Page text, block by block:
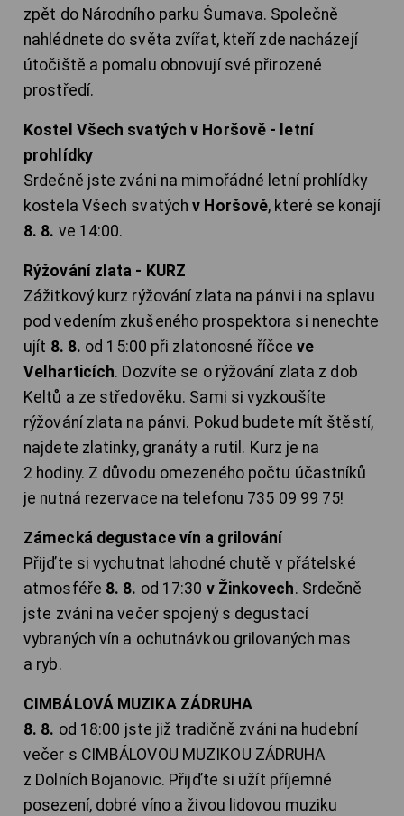
zpět do Národního parku Šumava. Společně
nahlédnete do světa zvířat, kteří zde nacházejí
útočiště a pomalu obnovují své přirozené
prostředí.
Kostel Všech svatých v Horšově - letní
prohlídky
Srdečně jste zváni na mimořádné letní prohlídky
kostela Všech svatýchv Horšově, které se konají
8. 8. ve 14:00.
Rýžování zlata - KURZ
Zážitkový kurz rýžování zlata na pánvi i na splavu
pod vedením zkušeného prospektora si nenechte
ujít 8. 8. od 15:00 při zlatonosné říčceve
Velharticích. Dozvíte se o rýžování zlata z dob
Keltů a ze středověku. Sami si vyzkoušíte
rýžování zlata na pánvi. Pokud budete mít štěstí,
najdete zlatinky, granáty a rutil. Kurz je na
2 hodiny. Z důvodu omezeného počtu účastníků
je nutná rezervace na telefonu 735 09 99 75!
Zámecká degustace vín a grilování
Přijďte si vychutnat lahodné chutě v přátelské
atmosféře 8. 8. od 17:30 v Žinkovech. Srdečně
jste zváni na večer spojený s degustací
vybraných vín a ochutnávkou grilovaných mas
a ryb.
CIMBÁLOVÁ MUZIKA ZÁDRUHA
8. 8. od 18:00 jste již tradičně zváni na hudební
večer s CIMBÁLOVOU MUZIKOU ZÁDRUHA
z Dolních Bojanovic. Přijďte si užít příjemné
posezení, dobré víno a živou lidovou muziku